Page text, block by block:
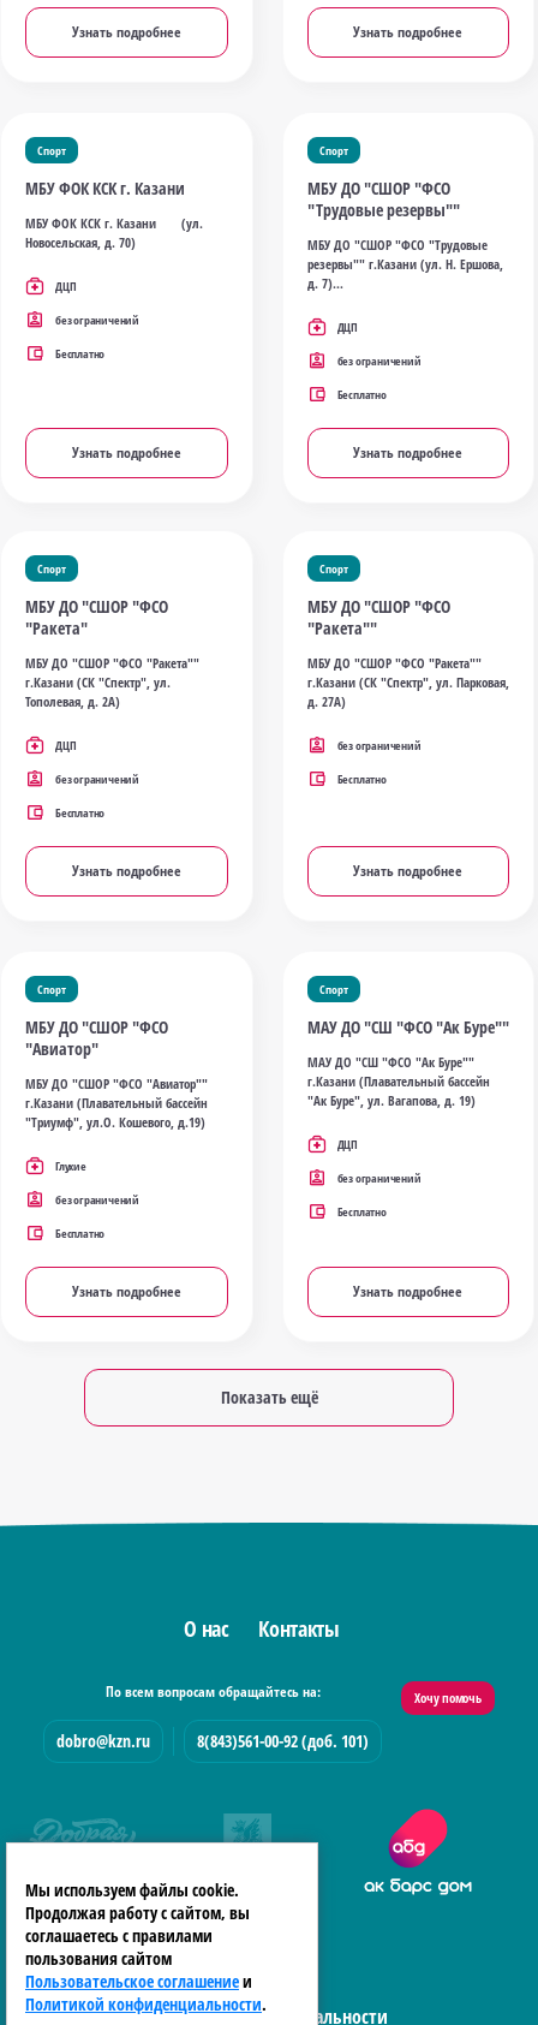
Узнать подробнее Узнать подробнее
Спорт
МБУ ФОК КСК г. Казани
МБУ ФОК КСК г. Казани (ул.
Новосельская, д. 70)
ДЦП
без ограничений
Бесплатно
Узнать подробнее
Спорт
МБУ ДО "СШОР "ФСО
"Трудовые резервы""
МБУ ДО "СШОР "ФСО "Трудовые
резервы"" г.Казани (ул. Н. Ершова,
д. 7)
ДЦП
без ограничений
Бесплатно
Узнать подробнее
Спорт
МБУ ДО "СШОР "ФСО
"Ракета"
МБУ ДО "СШОР "ФСО "Ракета""
г.Казани (СК "Спектр", ул.
Тополевая, д. 2А)
ДЦП
без ограничений
Бесплатно
Узнать подробнее
Спорт
МБУ ДО "СШОР "ФСО
"Ракета""
МБУ ДО "СШОР "ФСО "Ракета""
г.Казани (СК "Спектр", ул. Парковая,
д. 27А)
без ограничений
Бесплатно
Узнать подробнее
Спорт
МБУ ДО "СШОР "ФСО
"Авиатор"
МБУ ДО "СШОР "ФСО "Авиатор""
г.Казани (Плавательный бассейн
"Триумф", ул.О. Кошевого, д.19)
Глухие
без ограничений
Бесплатно
Узнать подробнее
Спорт
МАУ ДО "СШ "ФСО "Ак Буре""
МАУ ДО "СШ "ФСО "Ак Буре""
г.Казани (Плавательный бассейн
"Ак Буре", ул. Вагапова, д. 19)
ДЦП
без ограничений
Бесплатно
Узнать подробнее
Показать ещё
О нас Контакты
По всем вопросам обращайтесь на:
dobro@kzn.ru 8(843)561-00-92 (доб. 101)
Хочу помочь
Политика конфиденциальности
Мы используем файлы cookie.
Продолжая работу с сайтом, вы
соглашаетесь с правилами
пользования сайтом
Пользовательское соглашениеи
Политикой конфиденциальности.